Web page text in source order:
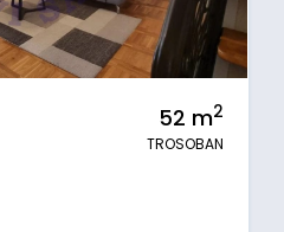
52 m2
TROSOBAN